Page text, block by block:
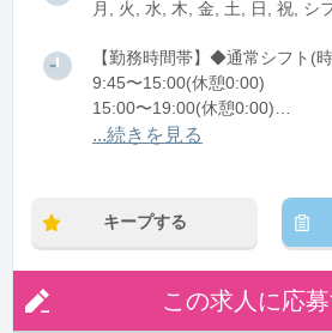
月, 火, 水, 木, 金, 土, 日, 祝, シ
【勤務時間帯】◆通常シフト(
9:45〜15:00(休憩0:00)
15:00〜19:00(休憩0:00)
【早番】9:45～15:00
【遅番】15:00～19:00
...続きを見る
キープする
この求人に応